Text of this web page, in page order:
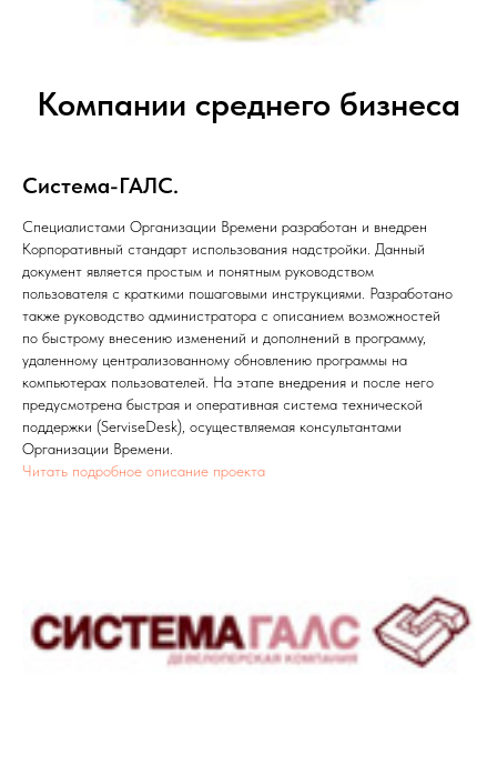
Компании среднего бизнеса
Система-ГАЛС.
Специалистами Организации Времени разработан и внедрен
Корпоративный стандарт использования надстройки. Данный
документ является простым и понятным руководством
пользователя с краткими пошаговыми инструкциями. Разработано
также руководство администратора с описанием возможностей
по быстрому внесению изменений и дополнений в программу,
удаленному централизованному обновлению программы на
компьютерах пользователей. На этапе внедрения и после него
предусмотрена быстрая и оперативная система технической
поддержки (ServiseDesk), осуществляемая консультантами
Организации Времени.
Читать подробное описание проекта